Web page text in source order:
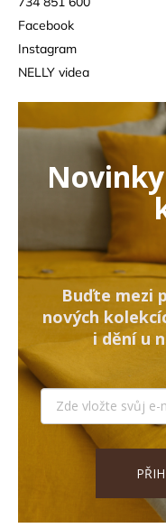
Facebook
Instagram
NELLY videa
Buďte mezi
nových
i dění u